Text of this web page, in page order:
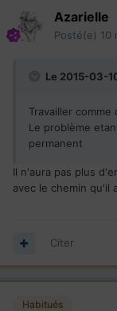
Azarielle
Posté(e) 10
Le 2015-03-
Travailler
Le problème
permanent
Il n'aura pas plus
avec le chemin qu'il
Citer
Habitués